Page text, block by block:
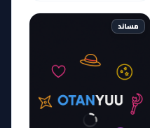
مساند